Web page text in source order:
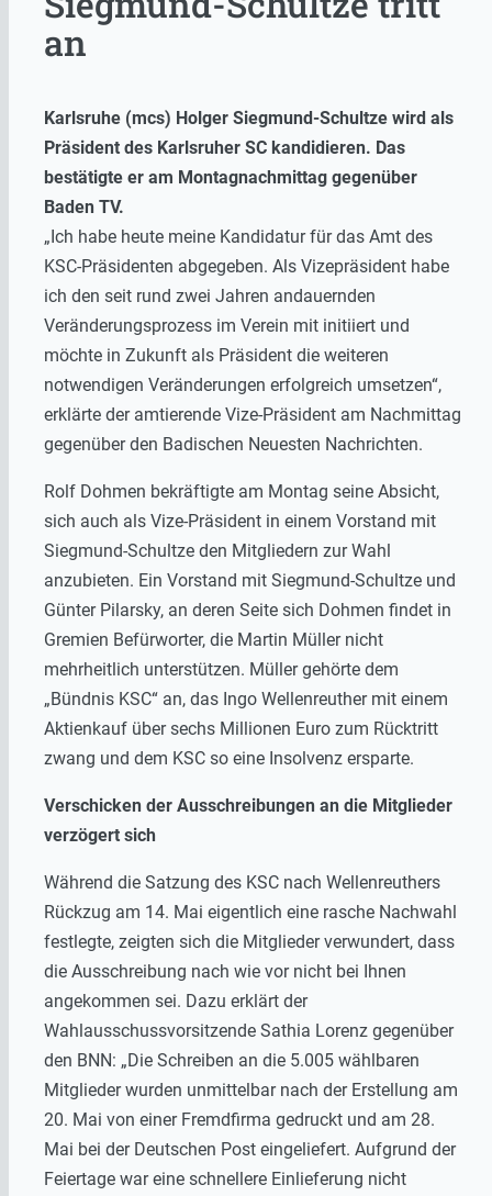
an
Karlsruhe (mcs) Holger Siegmund-Schultze wird als
Präsident des Karlsruher SC kandidieren. Das
bestätigte er am Montagnachmittag gegenüber
Baden TV.
„Ich habe heute meine Kandidatur für das Amt des
KSC-Präsidenten abgegeben. Als Vizepräsident habe
ich den seit rund zwei Jahren andauernden
Veränderungsprozess im Verein mit initiiert und
möchte in Zukunft als Präsident die weiteren
notwendigen Veränderungen erfolgreich umsetzen“,
erklärte der amtierende Vize-Präsident am Nachmittag
gegenüber den Badischen Neuesten Nachrichten.
Rolf Dohmen bekräftigte am Montag seine Absicht,
sich auch als Vize-Präsident in einem Vorstand mit
Siegmund-Schultze den Mitgliedern zur Wahl
anzubieten. Ein Vorstand mit Siegmund-Schultze und
Günter Pilarsky, an deren Seite sich Dohmen findet in
Gremien Befürworter, die Martin Müller nicht
mehrheitlich unterstützen. Müller gehörte dem
„Bündnis KSC“ an, das Ingo Wellenreuther mit einem
Aktienkauf über sechs Millionen Euro zum Rücktritt
zwang und dem KSC so eine Insolvenz ersparte.
Verschicken der Ausschreibungen an die Mitglieder
verzögert sich
Während die Satzung des KSC nach Wellenreuthers
Rückzug am 14. Mai eigentlich eine rasche Nachwahl
festlegte, zeigten sich die Mitglieder verwundert, dass
die Ausschreibung nach wie vor nicht bei Ihnen
angekommen sei. Dazu erklärt der
Wahlausschussvorsitzende Sathia Lorenz gegenüber
den BNN: „Die Schreiben an die 5.005 wählbaren
Mitglieder wurden unmittelbar nach der Erstellung am
20. Mai von einer Fremdfirma gedruckt und am 28.
Mai bei der Deutschen Post eingeliefert. Aufgrund der
Feiertage war eine schnellere Einlieferung nicht